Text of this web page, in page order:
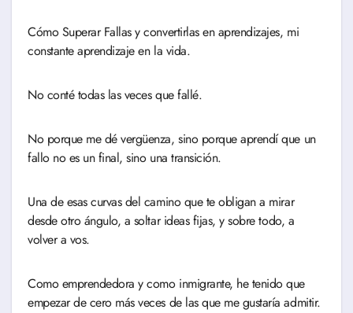
Cómo Superar Fallas y convertirlas en aprendizajes, mi
constante aprendizaje en la vida.
No conté todas las veces que fallé.
No porque me dé vergüenza, sino porque aprendí que un
fallo no es un final, sino una transición.
Una de esas curvas del camino que te obligan a mirar
desde otro ángulo, a soltar ideas fijas, y sobre todo, a
volver a vos.
Como emprendedora y como inmigrante, he tenido que
empezar de cero más veces de las que me gustaría admitir.